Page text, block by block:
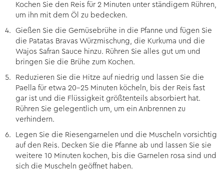
Kochen Sie den Reis für 2 Minuten unter ständigem Rühren,
um ihn mit dem Öl zu bedecken.
Gießen Sie die Gemüsebrühe in die Pfanne und fügen Sie
die Patatas Bravas Würzmischung, die Kurkuma und die
Wajos Safran Sauce hinzu. Rühren Sie alles gut um und
bringen Sie die Brühe zum Kochen.
Reduzieren Sie die Hitze auf niedrig und lassen Sie die
Paella für etwa 20-25 Minuten köcheln, bis der Reis fast
gar ist und die Flüssigkeit größtenteils absorbiert hat.
Rühren Sie gelegentlich um, um ein Anbrennen zu
verhindern.
Legen Sie die Riesengarnelen und die Muscheln vorsichtig
auf den Reis. Decken Sie die Pfanne ab und lassen Sie sie
weitere 10 Minuten kochen, bis die Garnelen rosa sind und
sich die Muscheln geöffnet haben.